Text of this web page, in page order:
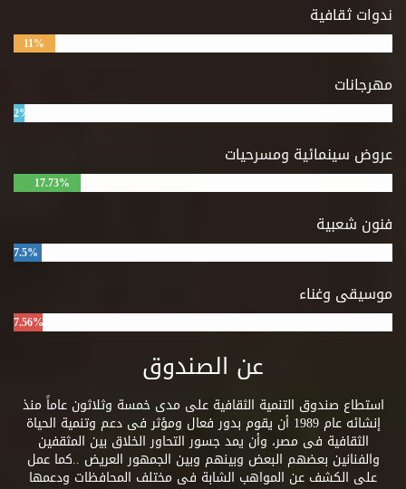
ندوات ثقافية
11%
مهرجانات
2%
عروض سينمائية ومسرحيات
17.73%
فنون شعبية
7.5%
موسيقى وغناء
7.56%
عن الصندوق
استطاع صندوق التنمية الثقافية على مدى خمسة وثلاثون عاماً منذ
إنشائه عام 1989 أن يقوم بدور فعال ومؤثر فى دعم وتنمية الحياة
الثقافية فى مصر، وأن يمد جسور التحاور الخلاق بين المثقفين
والفنانين بعضهم البعض وبينهم وبين الجمهور العريض ..كما عمل
على الكشف عن المواهب الشابة فى مختلف المحافظات ودعمها